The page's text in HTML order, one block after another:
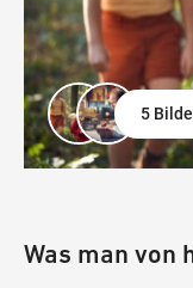
5
Was man von